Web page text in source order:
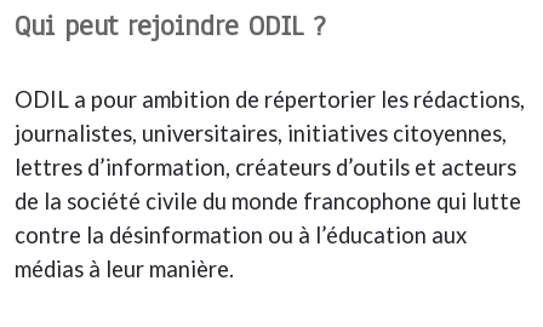
Qui peut rejoindre ODIL ?
ODIL a pour ambition de répertorier les rédactions,
journalistes, universitaires, initiatives citoyennes,
lettres d’information, créateurs d’outils et acteurs
de la société civile du monde francophone qui lutte
contre la désinformation ou à l’éducation aux
médias à leur manière.